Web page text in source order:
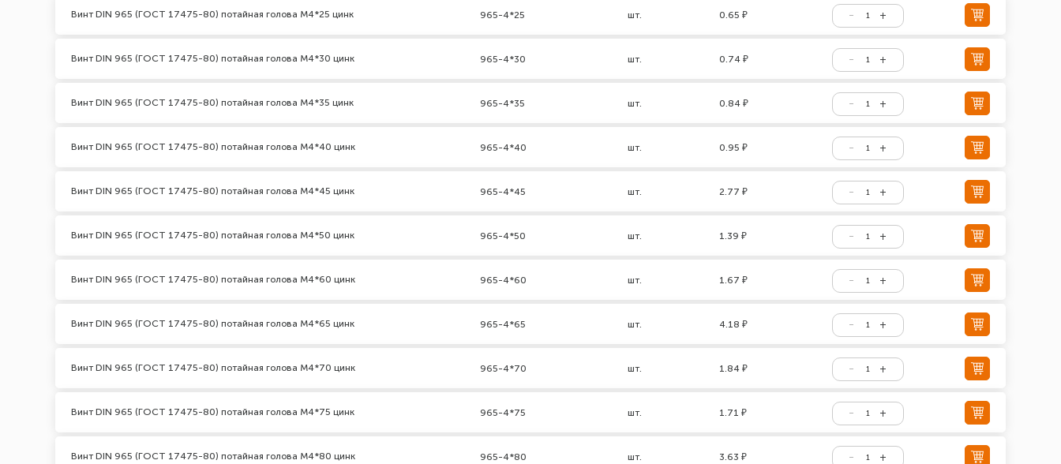
Винт DIN 965 (ГОСТ 17475-80) потайная голова М4*25 цинк 965-4*25 шт. 0.65 ₽
Винт DIN 965 (ГОСТ 17475-80) потайная голова М4*30 цинк 965-4*30 шт. 0.74 ₽
Винт DIN 965 (ГОСТ 17475-80) потайная голова М4*35 цинк 965-4*35 шт. 0.84 ₽
Винт DIN 965 (ГОСТ 17475-80) потайная голова М4*40 цинк 965-4*40 шт. 0.95 ₽
Винт DIN 965 (ГОСТ 17475-80) потайная голова М4*45 цинк 965-4*45 шт. 2.77 ₽
Винт DIN 965 (ГОСТ 17475-80) потайная голова М4*50 цинк 965-4*50 шт. 1.39 ₽
Винт DIN 965 (ГОСТ 17475-80) потайная голова М4*60 цинк 965-4*60 шт. 1.67 ₽
Винт DIN 965 (ГОСТ 17475-80) потайная голова М4*65 цинк 965-4*65 шт. 4.18 ₽
Винт DIN 965 (ГОСТ 17475-80) потайная голова М4*70 цинк 965-4*70 шт. 1.84 ₽
Винт DIN 965 (ГОСТ 17475-80) потайная голова М4*75 цинк 965-4*75 шт. 1.71 ₽
Винт DIN 965 (ГОСТ 17475-80) потайная голова М4*80 цинк 965-4*80 шт. 3.63 ₽